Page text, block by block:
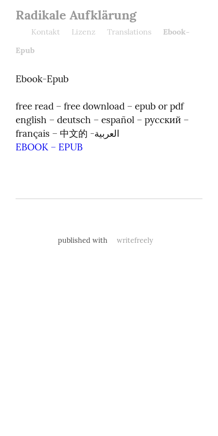
Radikale Aufklärung
Kontakt Lizenz Translations
Ebook-
Epub
Ebook-Epub
free read – free download – epub or pdf
english – deutsch – español – русский –
EBOOK – EPUB
published with writefreely